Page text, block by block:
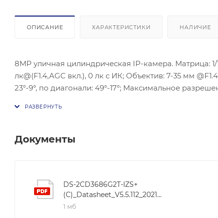
ОПИСАНИЕ ХАРАКТЕРИСТИКИ НАЛИЧИЕ
8МР уличная цилиндрическая IP-камера. Матрица: 1/
лк@(F1.4,AGC вкл.), 0 лк с ИК; Объектив: 7-35 мм
23°-9°, по диагонали: 49°-17°; Максимальное
13 Вт, PoE (802.3at, 42.5-57 В), 0.36-0.27 А, макс. 15 Вт;
Документы
DS-2CD3686G2T-IZS+
(C)_Datasheet_V5.5.112_20211209
1 мб